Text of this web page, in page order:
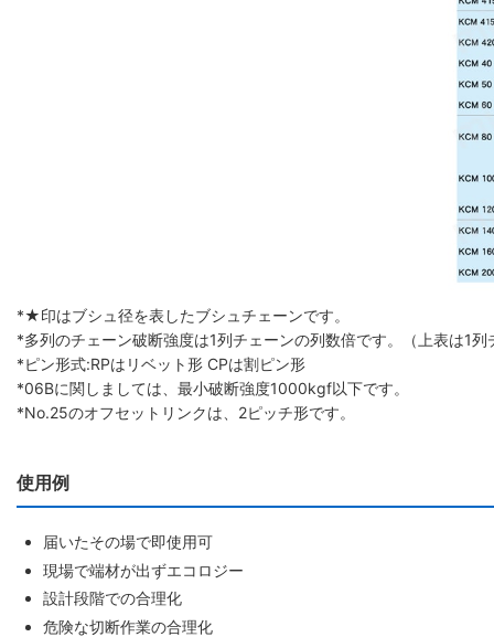
*★印はブシュ径を表したブシュチェーンです。
*多列のチェーン破断強度は1列チェーンの列数倍です。（上表は1
*ピン形式:RPはリベット形 CPは割ピン形
*06Bに関しましては、最小破断強度1000kgf以下です。
*No.25のオフセットリンクは、2ピッチ形です。
使用例
届いたその場で即使用可
現場で端材が出ずエコロジー
設計段階での合理化
危険な切断作業の合理化